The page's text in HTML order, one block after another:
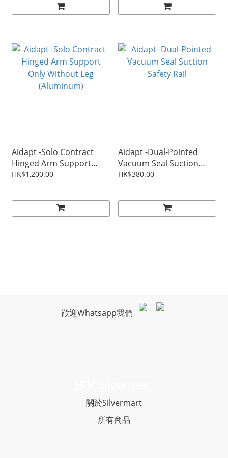
Aidapt -Solo Contract
Hinged Arm Support
Only Without Leg
HK$1,200.00
Aidapt -Dual-Pointed
Vacuum Seal Suction
Safety Rail
HK$380.00
歡迎Whatsapp我們
關於Silvermart
所有商品